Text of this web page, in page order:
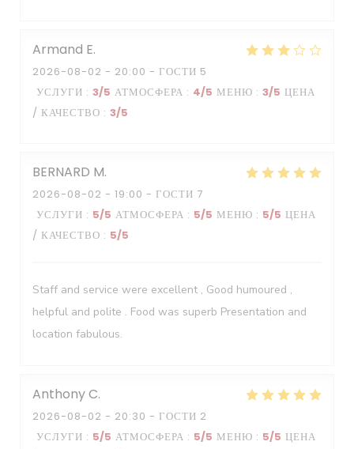
Armand E
2026-08-02 - 20:00 - ГОСТИ 5
УСЛУГИ : 3/5 АТМОСФЕРА : 4/5 МЕНЮ : 3/5 ЦЕНА
/ КАЧЕСТВО : 3/5
BERNARD M
2026-08-02 - 19:00 - ГОСТИ 7
УСЛУГИ : 5/5 АТМОСФЕРА : 5/5 МЕНЮ : 5/5 ЦЕНА
/ КАЧЕСТВО : 5/5
Staff and service were excellent , Good humoured ,
helpful and polite . Food was superb Presentation and
location fabulous.
AnthonyC
2026-08-02 - 20:30 - ГОСТИ 2
УСЛУГИ : 5/5 АТМОСФЕРА : 5/5 МЕНЮ : 5/5 ЦЕНА